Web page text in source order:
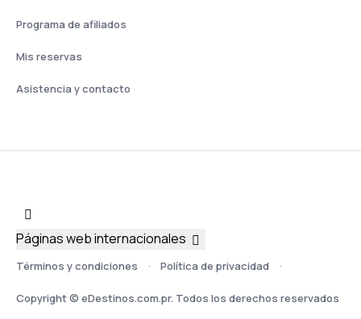
Programa de afiliados
Mis reservas
Asistencia y contacto
Términos y condiciones Política de privacidad
Copyright © eDestinos.com.pr. Todos los derechos reservados
Páginas web internacionales